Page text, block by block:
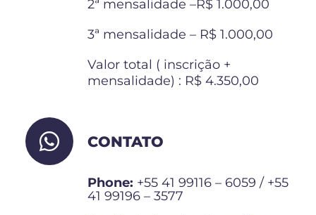
2ª mensalidade –R$ 1.000,00
3ª mensalidade – R$ 1.000,00
Valor total ( inscrição +
mensalidade) : R$ 4.350,00
CONTATO
Phone: +55 41 99116 – 6059 / +55
41 99196 – 3577